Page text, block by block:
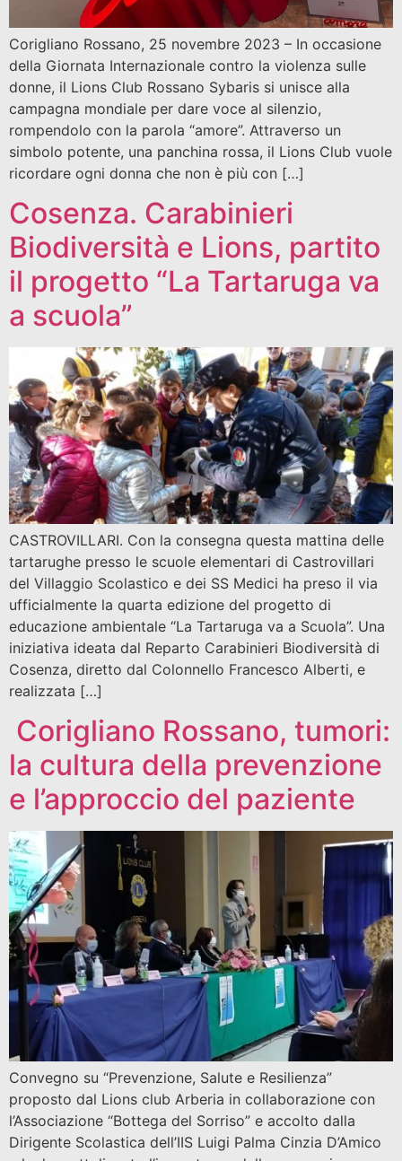
Corigliano Rossano, 25 novembre 2023 – In occasione
della Giornata Internazionale contro la violenza sulle
donne, il Lions Club Rossano Sybaris si unisce alla
campagna mondiale per dare voce al silenzio,
rompendolo con la parola “amore”. Attraverso un
simbolo potente, una panchina rossa, il Lions Club vuole
ricordare ogni donna che non è più con […]
Cosenza. Carabinieri
Biodiversità e Lions, partito
il progetto “La Tartaruga va
a scuola”
CASTROVILLARI. Con la consegna questa mattina delle
tartarughe presso le scuole elementari di Castrovillari
del Villaggio Scolastico e dei SS Medici ha preso il via
ufficialmente la quarta edizione del progetto di
educazione ambientale “La Tartaruga va a Scuola”. Una
iniziativa ideata dal Reparto Carabinieri Biodiversità di
Cosenza, diretto dal Colonnello Francesco Alberti, e
realizzata […]
Corigliano Rossano, tumori:
la cultura della prevenzione
e l’approccio del paziente
Convegno su “Prevenzione, Salute e Resilienza”
proposto dal Lions club Arberia in collaborazione con
l’Associazione “Bottega del Sorriso” e accolto dalla
Dirigente Scolastica dell’IIS Luigi Palma Cinzia D’Amico